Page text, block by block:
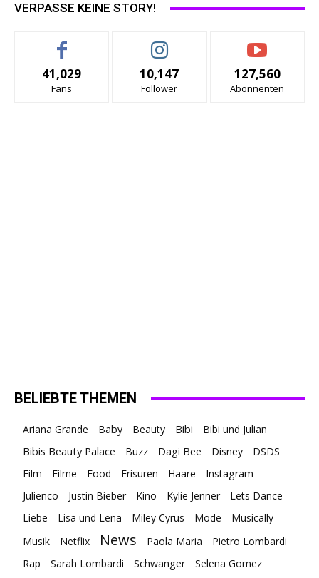
VERPASSE KEINE STORY!
41,029
Fans
10,147
Follower
127,560
Abonnenten
BELIEBTE THEMEN
Ariana Grande Baby Beauty Bibi Bibi und Julian
Bibis Beauty Palace Buzz Dagi Bee Disney
DSDS
Film
Filme Food Frisuren Haare
Instagram
Julienco
Justin Bieber Kino Kylie Jenner
Lets Dance
Liebe
Lisa und Lena Miley Cyrus Mode
Musically
Musik
Netflix News Paola Maria
Pietro Lombardi
Rap
Sarah Lombardi Schwanger
Selena Gomez